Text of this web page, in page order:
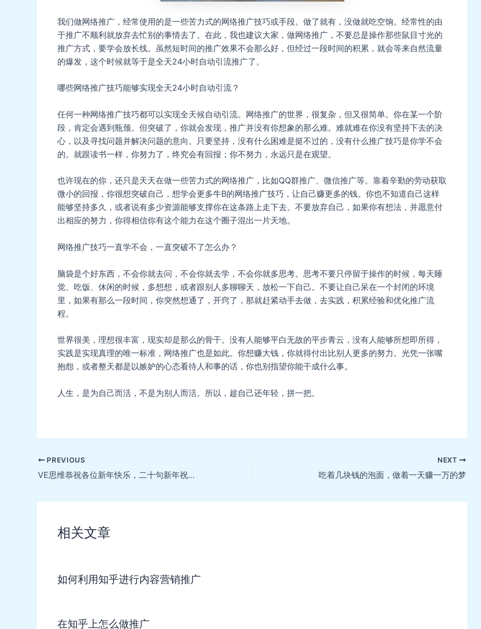
我们做网络推广，经常使用的是一些苦力式的网络推广技巧或手段。做了就有，没做就吃空饷。经常性的由
于推广不顺利就放弃去忙别的事情去了。在此，我也建议大家，做网络推广，不要总是操作那些鼠目寸光的
推广方式，要学会放长线。虽然短时间的推广效果不会那么好，但经过一段时间的积累，就会等来自然流量
的爆发，这个时候就等于是全天24小时自动引流推广了。
哪些网络推广技巧能够实现全天24小时自动引流？
任何一种网络推广技巧都可以实现全天候自动引流。网络推广的世界，很复杂，但又很简单。你在某一个阶
段，肯定会遇到瓶颈。但突破了，你就会发现，推广并没有你想象的那么难。难就难在你没有坚持下去的决
心，以及寻找问题并解决问题的意向。只要坚持，没有什么困难是挺不过的，没有什么推广技巧是你学不会
的。就跟读书一样，你努力了，终究会有回报；你不努力，永远只是在观望。
也许现在的你，还只是天天在做一些苦力式的网络推广，比如QQ群推广、微信推广等。靠着辛勤的劳动获取
微小的回报，你很想突破自己，想学会更多牛B的网络推广技巧，让自己赚更多的钱。你也不知道自己这样
能够坚持多久，或者说有多少资源能够支撑你在这条路上走下去。不要放弃自己，如果你有想法，并愿意付
出相应的努力，你得相信你有这个能力在这个圈子混出一片天地。
网络推广技巧一直学不会，一直突破不了怎么办？
脑袋是个好东西，不会你就去问，不会你就去学，不会你就多思考。思考不要只停留于操作的时候，每天睡
觉、吃饭、休闲的时候，多想想，或者跟别人多聊聊天，放松一下自己。不要让自己呆在一个封闭的环境
里，如果有那么一段时间，你突然想通了，开窍了，那就赶紧动手去做，去实践，积累经验和优化推广流
程。
世界很美，理想很丰富，现实却是那么的骨干。没有人能够平白无故的平步青云，没有人能够所想即所得，
实践是实现真理的唯一标准，网络推广也是如此。你想赚大钱，你就得付出比别人更多的努力。光凭一张嘴
抱怨，或者整天都是以嫉妒的心态看待人和事的话，你也别指望你能干成什么事。
人生，是为自己而活，不是为别人而活。所以，趁自己还年轻，拼一把。
Post
navigation
PREVIOUS
VE思维恭祝各位新年快乐，二十句新年祝福语送给你们
NEXT
吃着几块钱的泡面，做着一天赚一万的梦
相关文章
如何利用知乎进行内容营销推广
在知乎上怎么做推广